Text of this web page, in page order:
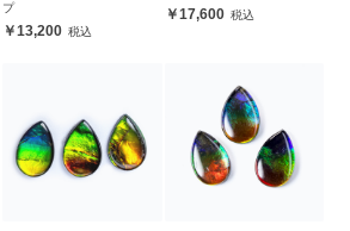
プ
13,200
17,600